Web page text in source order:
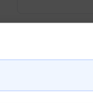
ein